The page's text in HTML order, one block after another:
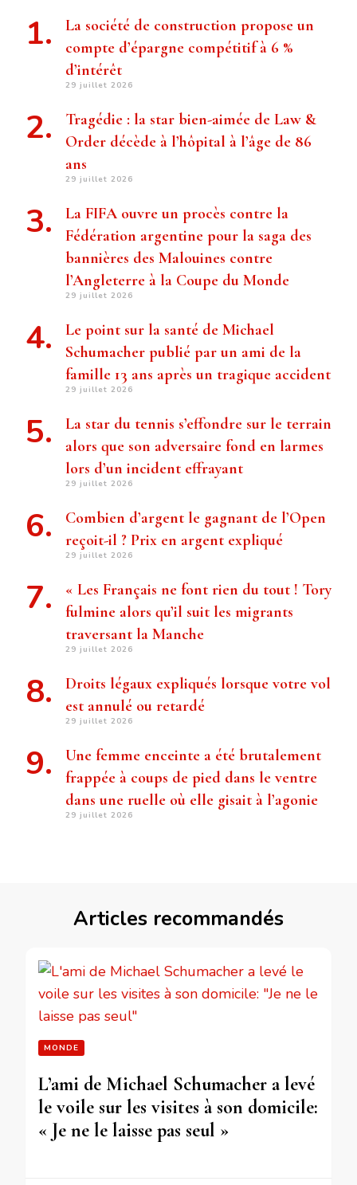
La société de construction propose un
compte d’épargne compétitif à 6 %
d’intérêt
29 juillet 2026
Tragédie : la star bien-aimée de Law &
Order décède à l’hôpital à l’âge de 86
ans
29 juillet 2026
La FIFA ouvre un procès contre la
Fédération argentine pour la saga des
bannières des Malouines contre
l’Angleterre à la Coupe du Monde
29 juillet 2026
Le point sur la santé de Michael
Schumacher publié par un ami de la
famille 13 ans après un tragique accident
29 juillet 2026
La star du tennis s’effondre sur le terrain
alors que son adversaire fond en larmes
lors d’un incident effrayant
29 juillet 2026
Combien d’argent le gagnant de l’Open
reçoit-il ? Prix ​​en argent expliqué
29 juillet 2026
« Les Français ne font rien du tout ! Tory
fulmine alors qu’il suit les migrants
traversant la Manche
29 juillet 2026
Droits légaux expliqués lorsque votre vol
est annulé ou retardé
29 juillet 2026
Une femme enceinte a été brutalement
frappée à coups de pied dans le ventre
dans une ruelle où elle gisait à l’agonie
29 juillet 2026
Articles recommandés
MONDE
L’ami de Michael Schumacher a levé
le voile sur les visites à son domicile:
« Je ne le laisse pas seul »